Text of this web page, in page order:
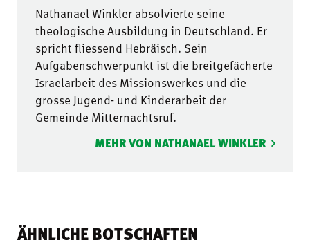
Nathanael Winkler absolvierte seine
theologische Ausbildung in Deutschland. Er
spricht fliessend Hebräisch. Sein
Aufgabenschwerpunkt ist die breitgefächerte
Israelarbeit des Missionswerkes und die
grosse Jugend- und Kinderarbeit der
Gemeinde Mitternachtsruf.
MEHR VON NATHANAEL WINKLER
ÄHNLICHE BOTSCHAFTEN